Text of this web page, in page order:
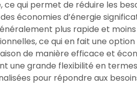
ce qui permet de réduire les
économies d’énergie
plus rapide et
ce qui en fait une
de manière efficace et
une grande flexibilité en
pour répondre aux